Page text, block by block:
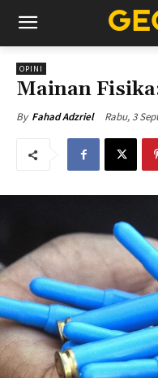
OPINI
Mainan
By Fahad Adzriel Rabu, 3